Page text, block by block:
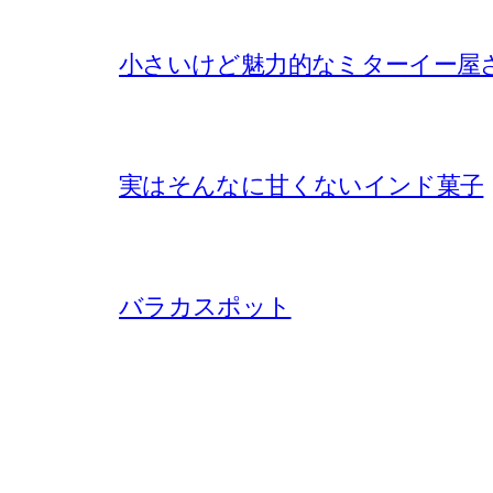
小さいけど魅力的なミターイー屋
実はそんなに甘くないインド菓子
バラカスポット